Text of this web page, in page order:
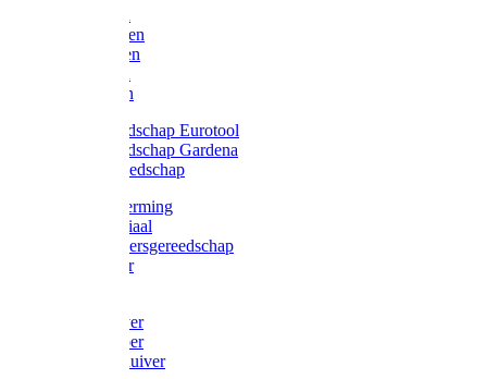
Gazonharken
Asfaltharken
Hooiharken
Handgereedschap Eurotool
Handgereedschap Gardena
Kindergereedschap
Kniebescherming
Afzetmateriaal
Stratenmakersgereedschap
Straathamer
Mestschuiver
Mestschraper
Sneeuwschuiver